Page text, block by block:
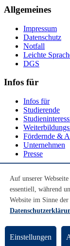
Allgemeines
Impressum
Datenschutz
Notfall
Leichte
DGS
Infos für
Infos für
Studierende
Fördernde &
Unternehmen
Presse
Youtube
Instagram
LinkedIn
© Universität
Auf unserer
essentiell, während
Website im Sinne
Einstellungen